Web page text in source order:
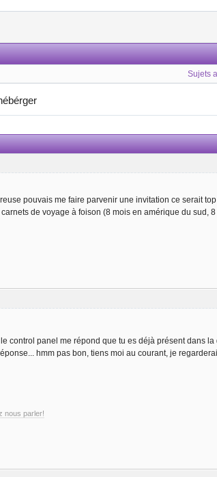
Sujets
pouvais me faire parvenir une invitation ce serait
de voyage à foison (8 mois en amérique du sud,
control panel me répond que tu es déjà présent dans la
hmm pas bon, tiens moi au courant, je
nous parler!